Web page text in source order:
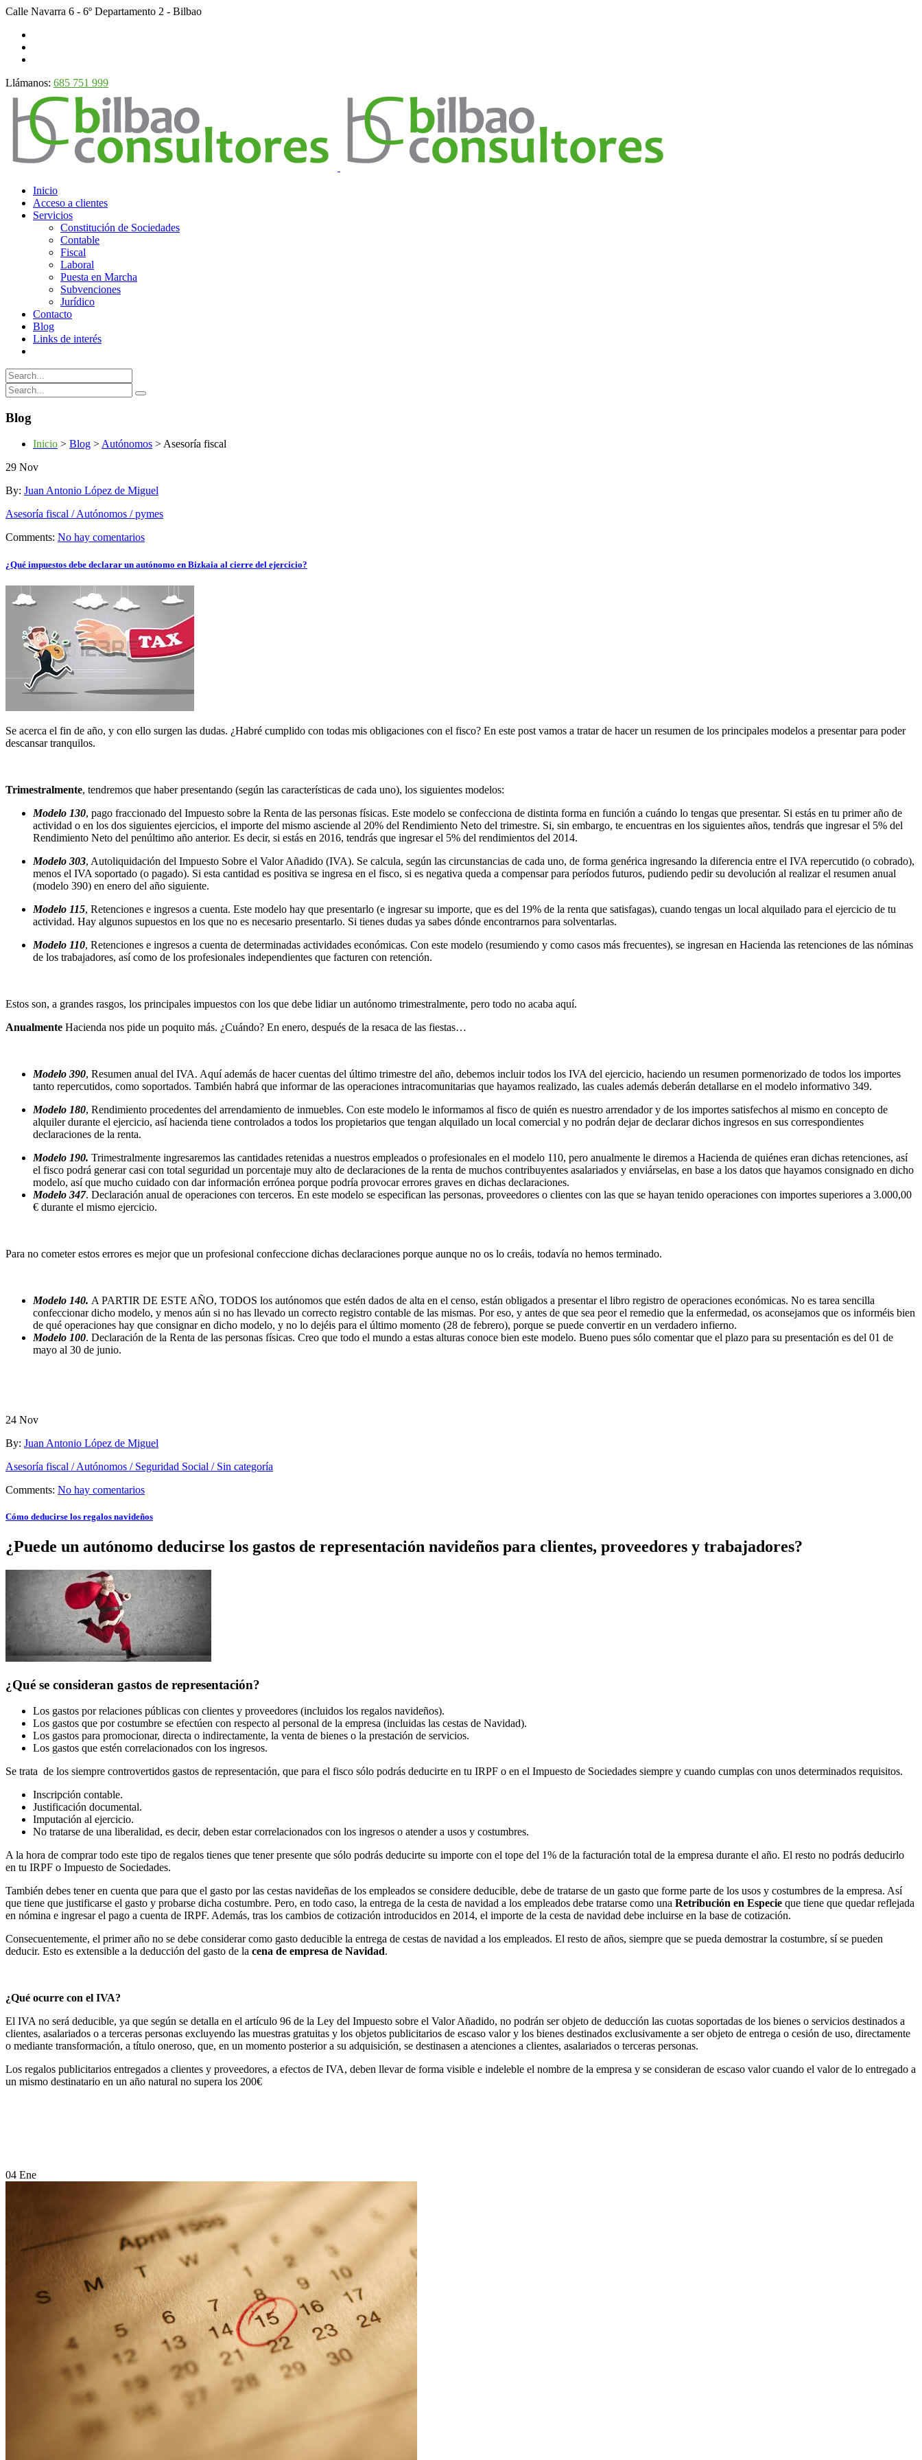
Calle Navarra 6 - 6º Departamento 2 - Bilbao
Llámanos: 685 751 999
Inicio
Acceso a clientes
Servicios
Constitución de Sociedades
Contable
Fiscal
Laboral
Puesta en Marcha
Subvenciones
Jurídico
Contacto
Blog
Links de interés
Blog
Inicio > Blog >Autónomos >Asesoría fiscal
29 Nov
By: Juan Antonio López de Miguel
Asesoría fiscal / Autónomos / pymes
Comments: No hay comentarios
¿Qué impuestos debe declarar un autónomo en Bizkaia al cierre del ejercicio?
Se acerca el fin de año, y con ello surgen las dudas. ¿Habré cumplido con todas mis obligaciones con el fisco? En este post vamos a tratar de hacer un resumen de los principales modelos a presentar para poder
descansar tranquilos.
Trimestralmente, tendremos que haber presentando (según las características de cada uno), los siguientes modelos:
Modelo 130, pago fraccionado del Impuesto sobre la Renta de las personas físicas. Este modelo se confecciona de distinta forma en función a cuándo lo tengas que presentar. Si estás en tu primer año de
actividad o en los dos siguientes ejercicios, el importe del mismo asciende al 20% del Rendimiento Neto del trimestre. Si, sin embargo, te encuentras en los siguientes años, tendrás que ingresar el 5% del
Rendimiento Neto del penúltimo año anterior. Es decir, si estás en 2016, tendrás que ingresar el 5% del rendimientos del 2014.
Modelo 303, Autoliquidación del Impuesto Sobre el Valor Añadido (IVA). Se calcula, según las circunstancias de cada uno, de forma genérica ingresando la diferencia entre el IVA repercutido (o cobrado),
menos el IVA soportado (o pagado). Si esta cantidad es positiva se ingresa en el fisco, si es negativa queda a compensar para períodos futuros, pudiendo pedir su devolución al realizar el resumen anual
(modelo 390) en enero del año siguiente.
Modelo 115, Retenciones e ingresos a cuenta. Este modelo hay que presentarlo (e ingresar su importe, que es del 19% de la renta que satisfagas), cuando tengas un local alquilado para el ejercicio de tu
actividad. Hay algunos supuestos en los que no es necesario presentarlo. Si tienes dudas ya sabes dónde encontrarnos para solventarlas.
Modelo 110, Retenciones e ingresos a cuenta de determinadas actividades económicas. Con este modelo (resumiendo y como casos más frecuentes), se ingresan en Hacienda las retenciones de las nóminas
de los trabajadores, así como de los profesionales independientes que facturen con retención.
Estos son, a grandes rasgos, los principales impuestos con los que debe lidiar un autónomo trimestralmente, pero todo no acaba aquí.
Anualmente Hacienda nos pide un poquito más. ¿Cuándo? En enero, después de la resaca de las fiestas…
Modelo 390, Resumen anual del IVA. Aquí además de hacer cuentas del último trimestre del año, debemos incluir todos los IVA del ejercicio, haciendo un resumen pormenorizado de todos los importes
tanto repercutidos, como soportados. También habrá que informar de las operaciones intracomunitarias que hayamos realizado, las cuales además deberán detallarse en el modelo informativo 349.
Modelo 180, Rendimiento procedentes del arrendamiento de inmuebles. Con este modelo le informamos al fisco de quién es nuestro arrendador y de los importes satisfechos al mismo en concepto de
alquiler durante el ejercicio, así hacienda tiene controlados a todos los propietarios que tengan alquilado un local comercial y no podrán dejar de declarar dichos ingresos en sus correspondientes
declaraciones de la renta.
Modelo 190. Trimestralmente ingresaremos las cantidades retenidas a nuestros empleados o profesionales en el modelo 110, pero anualmente le diremos a Hacienda de quiénes eran dichas retenciones, así
el fisco podrá generar casi con total seguridad un porcentaje muy alto de declaraciones de la renta de muchos contribuyentes asalariados y enviárselas, en base a los datos que hayamos consignado en dicho
modelo, así que mucho cuidado con dar información errónea porque podría provocar errores graves en dichas declaraciones.
Modelo 347. Declaración anual de operaciones con terceros. En este modelo se especifican las personas, proveedores o clientes con las que se hayan tenido operaciones con importes superiores a 3.000,00
€ durante el mismo ejercicio.
Para no cometer estos errores es mejor que un profesional confeccione dichas declaraciones porque aunque no os lo creáis, todavía no hemos terminado.
Modelo 140. A PARTIR DE ESTE AÑO, TODOS los autónomos que estén dados de alta en el censo, están obligados a presentar el libro registro de operaciones económicas. No es tarea sencilla
confeccionar dicho modelo, y menos aún si no has llevado un correcto registro contable de las mismas. Por eso, y antes de que sea peor el remedio que la enfermedad, os aconsejamos que os informéis bien
de qué operaciones hay que consignar en dicho modelo, y no lo dejéis para el último momento (28 de febrero), porque se puede convertir en un verdadero infierno.
Modelo 100. Declaración de la Renta de las personas físicas. Creo que todo el mundo a estas alturas conoce bien este modelo. Bueno pues sólo comentar que el plazo para su presentación es del 01 de
mayo al 30 de junio.
24 Nov
By: Juan Antonio López de Miguel
Asesoría fiscal / Autónomos / Seguridad Social / Sin categoría
Comments: No hay comentarios
Cómo deducirse los regalos navideños
¿Puede un autónomo deducirse los gastos de representación navideños para clientes, proveedores y trabajadores?
¿Qué se consideran gastos de representación?
Los gastos por relaciones públicas con clientes y proveedores (incluidos los regalos navideños).
Los gastos que por costumbre se efectúen con respecto al personal de la empresa (incluidas las cestas de Navidad).
Los gastos para promocionar, directa o indirectamente, la venta de bienes o la prestación de servicios.
Los gastos que estén correlacionados con los ingresos.
Se trata de los siempre controvertidos gastos de representación, que para el fisco sólo podrás deducirte en tu IRPF o en el Impuesto de Sociedades siempre y cuando cumplas con unos determinados requisitos.
Inscripción contable.
Justificación documental.
Imputación al ejercicio.
No tratarse de una liberalidad, es decir, deben estar correlacionados con los ingresos o atender a usos y costumbres.
A la hora de comprar todo este tipo de regalos tienes que tener presente que sólo podrás deducirte su importe con el tope del 1% de la facturación total de la empresa durante el año. El resto no podrás deducirlo
en tu IRPF o Impuesto de Sociedades.
También debes tener en cuenta que para que el gasto por las cestas navideñas de los empleados se considere deducible, debe de tratarse de un gasto que forme parte de los usos y costumbres de la empresa. Así
que tiene que justificarse el gasto y probarse dicha costumbre. Pero, en todo caso, la entrega de la cesta de navidad a los empleados debe tratarse como una Retribución en Especie que tiene que quedar reflejada
en nómina e ingresar el pago a cuenta de IRPF. Además, tras los cambios de cotización introducidos en 2014, el importe de la cesta de navidad debe incluirse en la base de cotización.
Consecuentemente, el primer año no se debe considerar como gasto deducible la entrega de cestas de navidad a los empleados. El resto de años, siempre que se pueda demostrar la costumbre, sí se pueden
deducir. Esto es extensible a la deducción del gasto de la cena de empresa de Navidad.
¿Qué ocurre con el IVA?
El IVA no será deducible, ya que según se detalla en el artículo 96 de la Ley del Impuesto sobre el Valor Añadido, no podrán ser objeto de deducción las cuotas soportadas de los bienes o servicios destinados a
clientes, asalariados o a terceras personas excluyendo las muestras gratuitas y los objetos publicitarios de escaso valor y los bienes destinados exclusivamente a ser objeto de entrega o cesión de uso, directamente
o mediante transformación, a título oneroso, que, en un momento posterior a su adquisición, se destinasen a atenciones a clientes, asalariados o terceras personas.
Los regalos publicitarios entregados a clientes y proveedores, a efectos de IVA, deben llevar de forma visible e indeleble el nombre de la empresa y se consideran de escaso valor cuando el valor de lo entregado a
un mismo destinatario en un año natural no supera los 200€
04 Ene